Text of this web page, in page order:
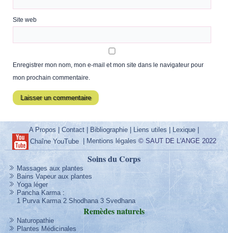
Site web
Enregistrer mon nom, mon e-mail et mon site dans le navigateur pour
mon prochain commentaire.
A Propos |Contact Bibliographie Liens utiles Lexique
Chaîne YouTube| Mentions légales © SAUT DE L'ANGE 2022
Soins du Corps
Massages aux plantes
Bains Vapeur aux plantes
Yoga léger
Pancha Karma:
1 Purva Karma 2 Shodhana 3 Svedhana
Remèdesnaturels
Naturopathie
Plantes Médicinales